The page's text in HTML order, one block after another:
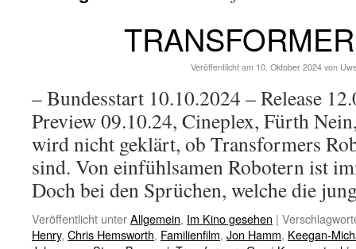
Veröffentlicht am 10. Oktober 2024 von
– Bundesstart 10.10.2024 – Release
Preview 09.10.24, Cineplex, Fürth
wird nicht geklärt, ob Transformers
sind. Von einfühlsamen Robotern ist
Doch bei den Sprüchen, welche die
Veröffentlicht unterAllgemein, Im Kino gesehen |
Henry, Chris Hemsworth, Familienfilm, Jon Hamm, Keegan-